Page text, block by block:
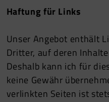
Haftung für Links
Unser Angebot enthält
Dritter, auf deren
Deshalb kann ich für
keine Gewähr
verlinkten Seiten ist